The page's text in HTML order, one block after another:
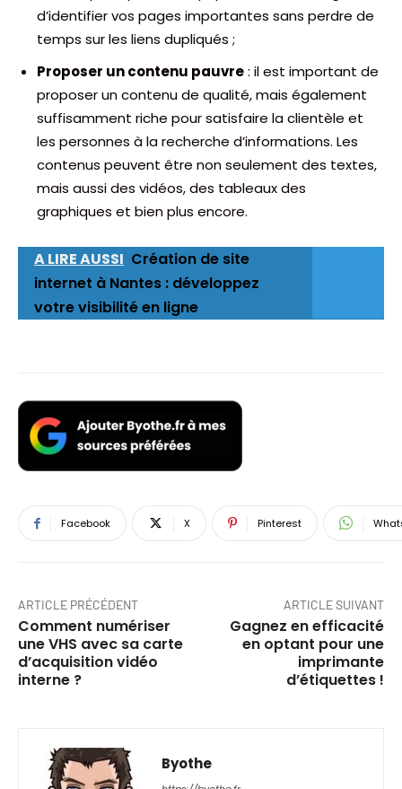
d’identifier vos pages importantes sans perdre de
temps sur les liens dupliqués ;
Proposer un contenu pauvre: il est important de
proposer un contenu de qualité, mais également
suffisamment riche pour satisfaire la clientèle et
les personnes à la recherche d’informations. Les
contenus peuvent être non seulement des textes,
mais aussi des vidéos, des tableaux des
graphiques et bien plus encore.
A LIRE AUSSI Création de site
internet à Nantes : développez
votre visibilité en ligne
Facebook X Pinterest
ARTICLE PRÉCÉDENT
Comment numériser
une VHS avec sa carte
d’acquisition vidéo
interne ?
ARTICLE SUIVANT
Gagnez en efficacité
en optant pour une
imprimante
d’étiquettes !
Byothe